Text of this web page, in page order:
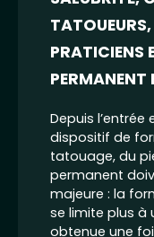
TATOUEURS,
PRATICIENS
PERMANENT
Depuis
dispositif de
tatouage, du
permanent
majeure : la
se limite plus à
obtenue une